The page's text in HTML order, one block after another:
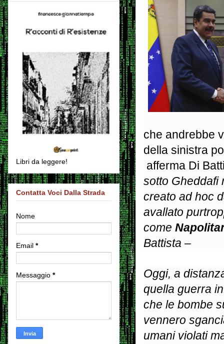
che andrebbe
della sinistra
afferma Di
sotto Gheddafi
creato ad hoc
avallato
come
Battista –
Oggi, a
quella guerra
che le bombe
vennero
umani violati
Libri da leggere!
Contatta Voci Dalla Strada
Nome
Email *
Messaggio *